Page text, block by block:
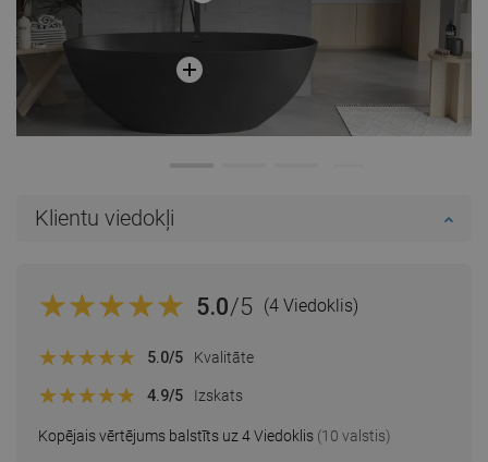
Klientu viedokļi
5.0/5 (4 Viedoklis)
Kopējais vērtējums balstīts uz 4 Viedoklis (10 valstis)
5.0/5 Kvalitāte
4.9/5 Izskats